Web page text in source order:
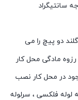
دو پیچ را می
مادگی محل کار
در محل کار نصب
لوله فلکسی ، سرلوله